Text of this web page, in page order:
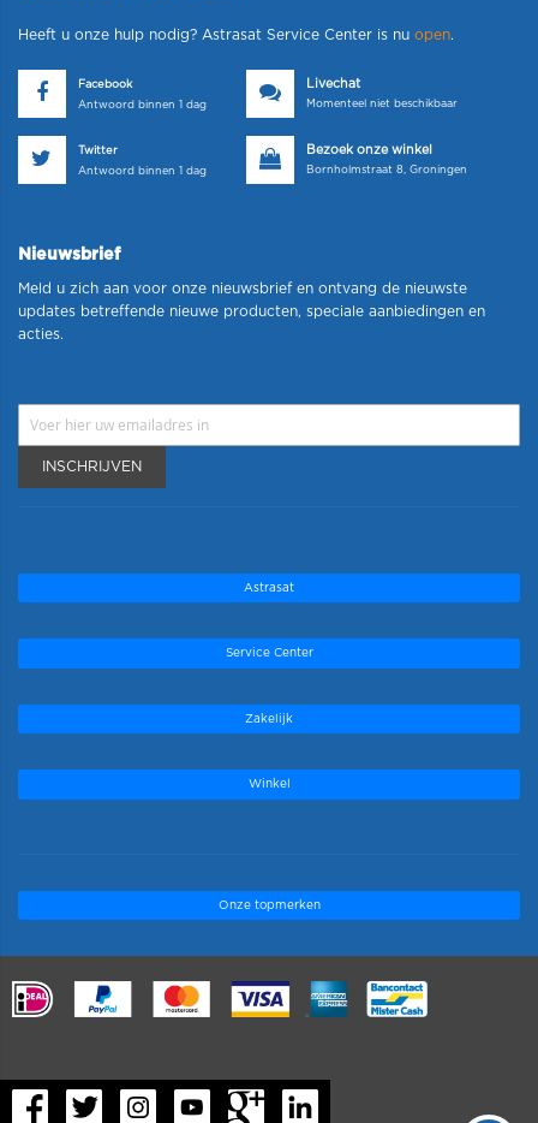
Heeft u onze hulp nodig? Astrasat Service Center is nu open.
Facebook
Antwoord binnen 1 dag
Livechat
Momenteel niet beschikbaar
Twitter
Antwoord binnen 1 dag
Bezoek onze winkel
Bornholmstraat 8, Groningen
Nieuwsbrief
Meld u zich aan voor onze nieuwsbrief en ontvang de nieuwste
updates betreffende nieuwe producten, speciale aanbiedingen en
acties.
INSCHRIJVEN
Astrasat
Service Center
Zakelijk
Winkel
Onze topmerken
.